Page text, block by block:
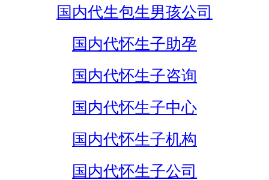
国内代生包生男孩公司
国内代怀生子助孕
国内代怀生子咨询
国内代怀生子中心
国内代怀生子机构
国内代怀生子公司